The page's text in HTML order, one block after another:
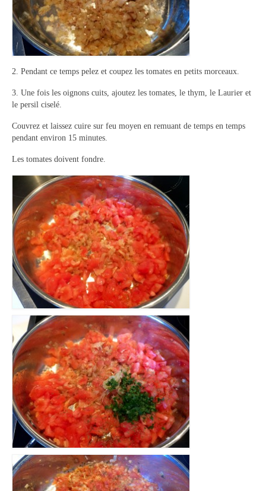
2. Pendant ce temps pelez et coupez les tomates en petits morceaux.
3. Une fois les oignons cuits, ajoutez les tomates, le thym, le Laurier et
le persil ciselé.
Couvrez et laissez cuire sur feu moyen en remuant de temps en temps
pendant environ 15 minutes.
Les tomates doivent fondre.